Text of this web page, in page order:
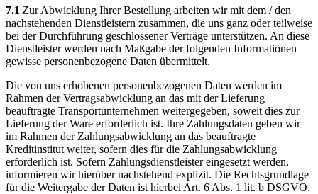
7.1 Zur Abwicklung Ihrer Bestellung arbeiten wir mit dem / den
nachstehenden Dienstleistern zusammen, die uns ganz oder teilweise
bei der Durchführung geschlossener Verträge unterstützen. An diese
Dienstleister werden nach Maßgabe der folgenden Informationen
gewisse personenbezogene Daten übermittelt.
Die von uns erhobenen personenbezogenen Daten werden im
Rahmen der Vertragsabwicklung an das mit der Lieferung
beauftragte Transportunternehmen weitergegeben, soweit dies zur
Lieferung der Ware erforderlich ist. Ihre Zahlungsdaten geben wir
im Rahmen der Zahlungsabwicklung an das beauftragte
Kreditinstitut weiter, sofern dies für die Zahlungsabwicklung
erforderlich ist. Sofern Zahlungsdienstleister eingesetzt werden,
informieren wir hierüber nachstehend explizit. Die Rechtsgrundlage
für die Weitergabe der Daten ist hierbei Art. 6 Abs. 1 lit. b DSGVO.